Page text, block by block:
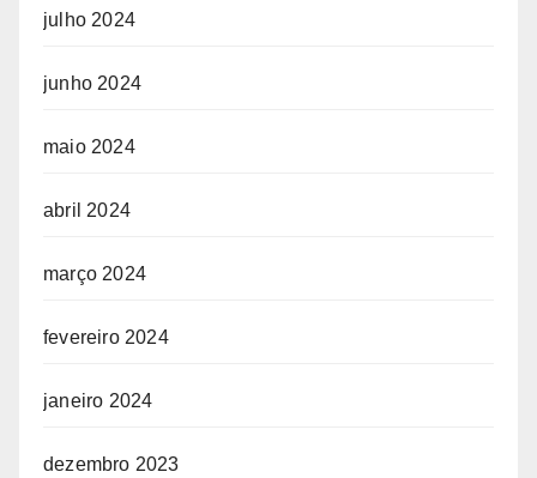
julho 2024
junho 2024
maio 2024
abril 2024
março 2024
fevereiro 2024
janeiro 2024
dezembro 2023